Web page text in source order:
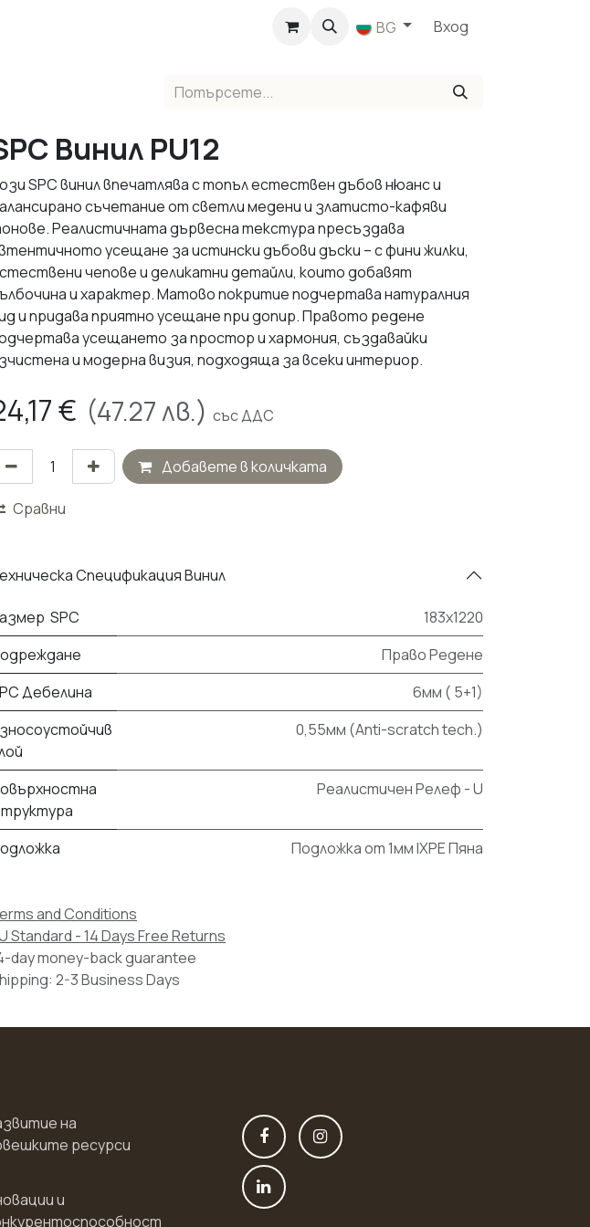
BG Вход
Винил PU12
SPC винил впечатлява с топъл естествен дъбов нюанс и
съчетание от светли медени и златисто-кафяви
Реалистичната дървесна текстура пресъздава
усещане за истински дъбови дъски – с фини жилки,
чепове и деликатни детайли, които добавят
и характер. Матово покритие подчертава натуралния
и придава приятно усещане при допир. Правото редене
усещането за простор и хармония, създавайки
и модерна визия, подходяща за всеки интериор.
€ (47.27лв.) със ДДС
Добавете в количката
Сравни
Спецификация Винил
SPC
183х1220
Право Редене
Дебелина
6мм ( 5+1)
0,55мм (Anti-scratch tech.)
Реалистичен Релеф - U
Подложка от 1мм IXPE Пяна
and Conditions
Standard - 14 Days Free Returns
day money-back guarantee
2-3 Business Days
на
ресурси
и